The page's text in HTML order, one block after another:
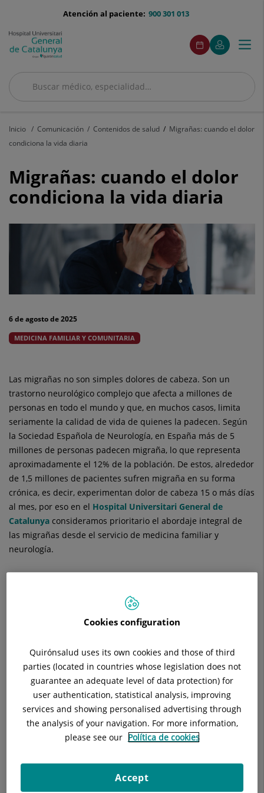
menu-
900 301 013
Atención al paciente:
Buscar
Buscar
menuAcceso
Pedir
cita
Este
enlace
se
en
Mi
Quirónsalud
Este
enlace
se
en
ventana
Menú
Inicio Comunicación Contenidos de salud
Migrañas: cuando el dolor
condiciona la vida diaria
Migrañas:
cuando
condiciona
diaria
Migrañas: cuando el dolor
condiciona la vida diaria
6 de agosto de 2025
MEDICINA FAMILIAR Y COMUNITARIA
Las migrañas no son simples dolores de cabeza. Son un
trastorno neurológico complejo que afecta a millones de
personas en todo el mundo y que, en muchos casos, limita
seriamente la calidad de vida de quienes la padecen. Según
la Sociedad Española de Neurología, en España más de 5
millones de personas padecen migraña, lo que representa
aproximadamente el 12% de la población. De estos, alrededor
de 1,5 millones de pacientes sufren migraña en su forma
crónica, es decir, experimentan dolor de cabeza 15 o más días
al mes, por eso en el Hospital Universitari General de
Catalunya consideramos prioritario el abordaje integral de
las migrañas desde el servicio de medicina familiar y
neurología.
trastorno que condiciona el día a día
La migraña es un tipo de cefalea primaria que se manifiesta
como un dolor de cabeza intenso, generalmente unilateral,
vómitos, sensibilidad a la luz (fotofobia) y al sonido
(fonofobia). Puede durar entre cuatro y 72 horas si no se trata,
Cookies configuration
Quirónsalud uses its own cookies and those of third
parties (located in countries whose legislation does not
guarantee an adequate level of data protection) for
user authentication, statistical analysis, improving
services and showing personalised advertising through
the analysis of your navigation. For more information,
please see our Política de cookies
Accept